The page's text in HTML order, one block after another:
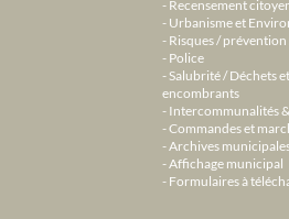
Recensement
Urbanisme et
Risques /
Police
Salubrité / Déchets et
encombrants
Intercommunalités
Commandes et
Archives
Affichage municipal
Formulaires à